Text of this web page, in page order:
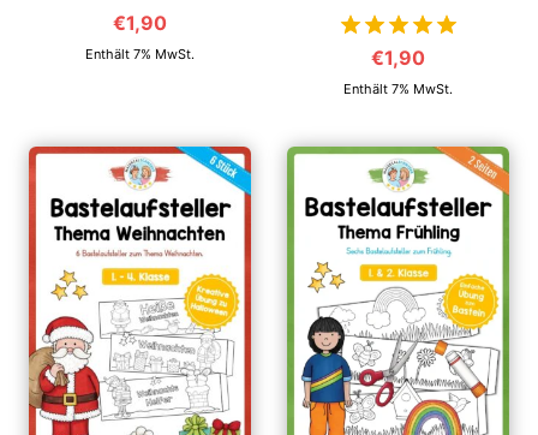
€1,90
Enthält 7% MwSt.
von 5
€1,90
Enthält 7% MwSt.